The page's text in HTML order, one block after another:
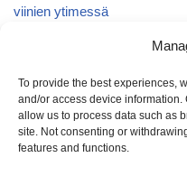
To provide the best experiences,
and/or access device information.
allow us to process data such as
site. Not consenting or
features and functions.
viinien ytimessä
EgVGGttRTxKfbqUaWNglb
AnonymousonKyläviini
Tudelilla Crianza 2018 (Alko
CopatintoonKyläviini